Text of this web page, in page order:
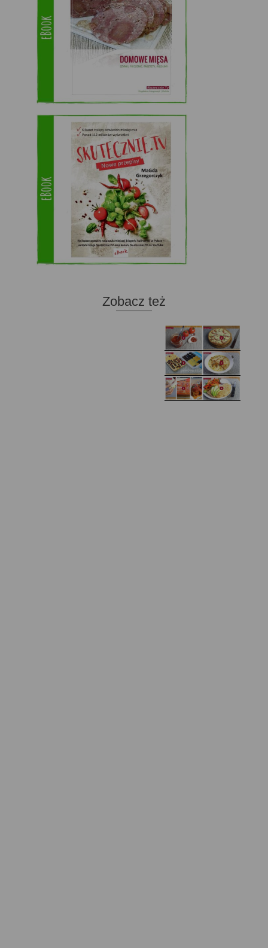
Zobacz też
Domowy ketchup (bez
cukru)
Tarta francuska z
cebulą i pomidorem
Domowe żelki
Zupa kurkowa z
selerem i pietruszką